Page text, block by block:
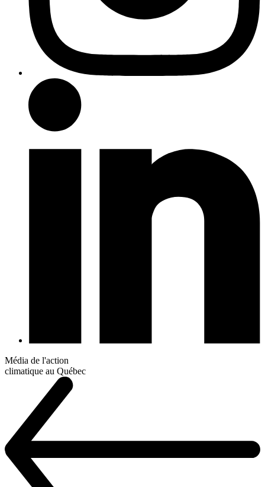
Média de l'action
climatique au Québec